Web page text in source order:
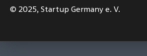
© 2025,Startup Germany e. V.